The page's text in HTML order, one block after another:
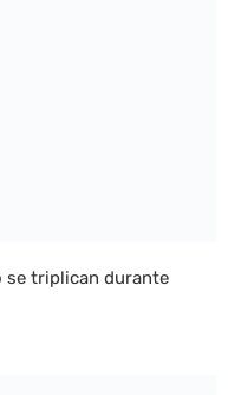
se triplican durante